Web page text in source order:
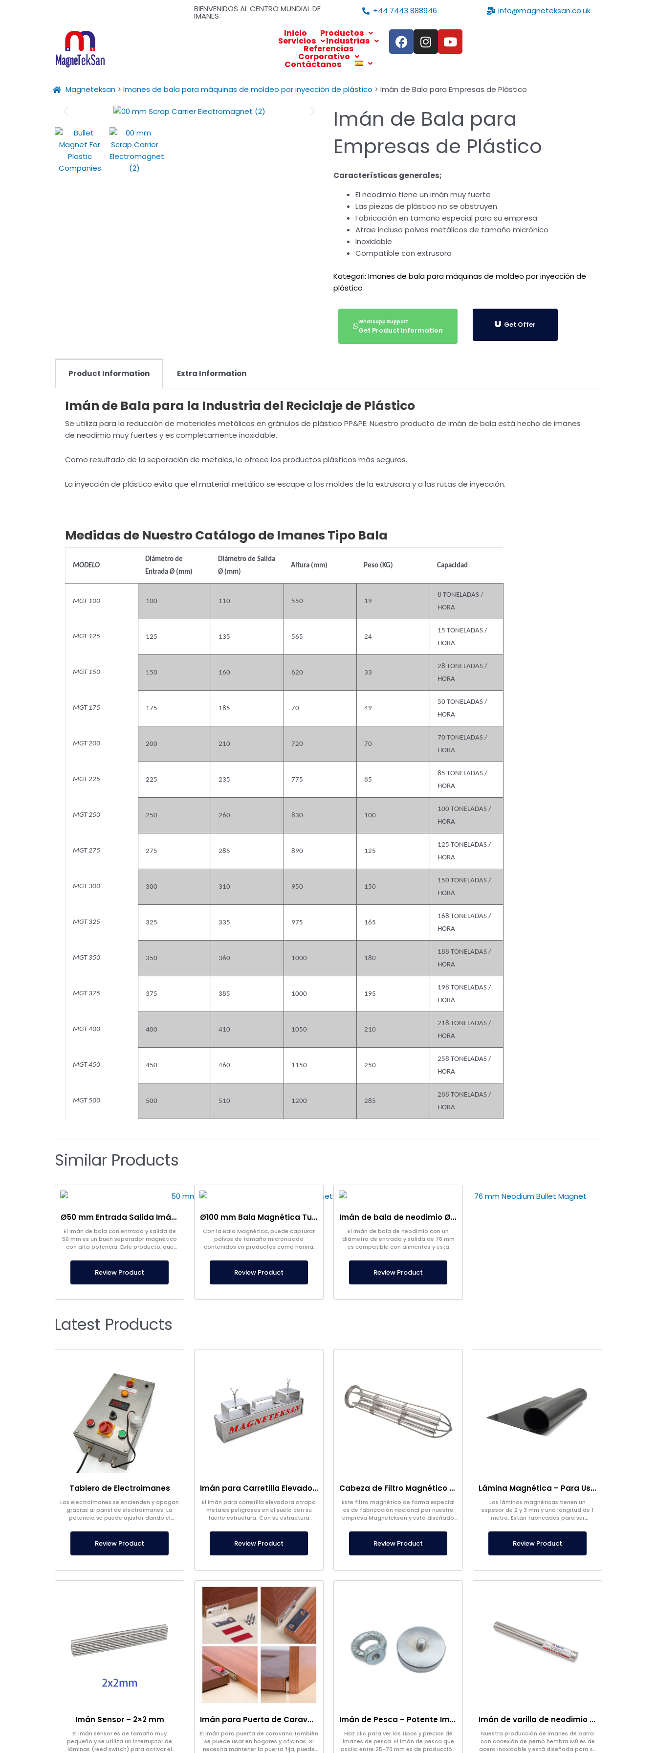
BIENVENIDOS AL CENTRO MUNDIAL DE
IMANES
+44 7443 888946 info@magneteksan.co.uk
Inicio Productos
Servicios Industrias
Referencias
Corporativo
Contáctanos
F
a
c
b
o
o
k
I
n
s
a
g
r
a
Y
o
u
u
b
e
Magneteksan > Imanes de bala para máquinas de moldeo por inyección de plástico > Imán de Bala para Empresas de Plástico
Imán de Bala para
Empresas de Plástico
Características generales;
El neodimio tiene un imán muy fuerte
Las piezas de plástico no se obstruyen
Fabricación en tamaño especial para su empresa
Atrae incluso polvos metálicos de tamaño micrónico
Inoxidable
Compatible con extrusora
Kategori: Imanes de bala para máquinas de moldeo por inyección de
plástico
Get Product Information
Get Offer
Product Information Extra Information
Imán de Bala para la Industria del Reciclaje de Plástico
Se utiliza para la reducción de materiales metálicos en gránulos de plástico PP&PE. Nuestro producto de imán de bala está hecho de imanes
de neodimio muy fuertes y es completamente inoxidable.
Como resultado de la separación de metales, le ofrece los productos plásticos más seguros.
La inyección de plástico evita que el material metálico se escape a los moldes de la extrusora y a las rutas de inyección.
Medidas de Nuestro Catálogo de Imanes Tipo Bala
MODELO
Diámetro de
Entrada Ø (mm)
Diámetro de Salida
Ø (mm)
Altura (mm) Peso (KG) Capacidad
MGT 100 100 110 550 19
8 TONELADAS /
HORA
MGT 125 125 135 565 24
15 TONELADAS /
HORA
MGT 150 150 160 620 33
28 TONELADAS /
HORA
MGT 175 175 185 70 49
50 TONELADAS /
HORA
MGT 200 200 210 720 70
70 TONELADAS /
HORA
MGT 225 225 235 775 85
85 TONELADAS /
HORA
MGT 250 250 260 830 100
100 TONELADAS /
HORA
MGT 275 275 285 890 125
125 TONELADAS /
HORA
MGT 300 300 310 950 150
150 TONELADAS /
HORA
MGT 325 325 335 975 165
168 TONELADAS /
HORA
MGT 350 350 360 1000 180
188 TONELADAS /
HORA
MGT 375 375 385 1000 195
198 TONELADAS /
HORA
MGT 400 400 410 1050 210
218 TONELADAS /
HORA
MGT 450 450 460 1150 250
258 TONELADAS /
HORA
MGT 500 500 510 1200 285
288 TONELADAS /
HORA
Similar Products
Ø50 mm Entrada Salida Imán Bala de Neodimio
El imán de bala con entrada y salida de
50 mm es un buen separador magnético
con alta potencia. Este producto, que
certificado, es especial para usted.
Review Product
Ø100 mm Bala Magnética Tubular, Acero Inoxidable, Posibilidad de Producción Especial Para Su Empresa
Con la Bala Magnética, puede capturar
polvos de tamaño micronizado
contenidos en productos como harina,
es inoxidable.
Review Product
Imán de bala de neodimio Ø76 mm
El imán de bala de neodimio con un
diámetro de entrada y salida de 76 mm
es compatible con alimentos y está
polvos metálicos con una potencia de
10000 Gauss.
Review Product
Latest Products
Tablero de Electroimanes
Los electroimanes se encienden y apagan
gracias al panel de electroimanes. La
potencia se puede ajustar dando el
Review Product
Imán para Carretilla Elevadora – Completamente Inoxidable – 10 cm Distancia Efectiva – Fácil Liberación con Asa
El imán para carretilla elevadora atrapa
metales peligrosos en el suelo con su
fuerte estructura. Con su estructura
carretilla elevadora es de nuestra propia
producción.
Review Product
Cabeza de Filtro Magnético de Bolsa
Este filtro magnético de forma especial
es de fabricación nacional por nuestra
empresa Magneteksan y está diseñado
en tamaños personalizados.
Review Product
Lámina Magnética – Para Uso en el Suelo – Apto para Alimentos
Las láminas magnéticas tienen un
espesor de 2 y 3 mm y una longitud de 1
metro. Están fabricadas para ser
empresas alimentarias.
Review Product
Imán Sensor – 2×2 mm
El imán sensor es de tamaño muy
pequeño y se utiliza un interruptor de
láminas (reed switch) para activar el
Imán para Puerta de Caravana
El imán para puerta de caravana también
se puede usar en hogares y oficinas. Si
necesita mantener la puerta fija, puede
Imán de Pesca – Potente Imán de Rescate Marino
Haz clic para ver los tipos y precios de
imanes de pesca. El imán de pesca que
oscila entre 25-70 mm es de producción
Imán de varilla de neodimio de Ø25×250 mm – Conexión hembra M8 en un lado
Nuestra producción de imanes de barra
con conexión de perno hembra M8 es de
acero inoxidable y está diseñada para su